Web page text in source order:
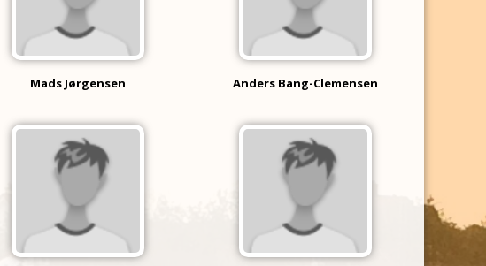
Mads Jørgensen Anders Bang-Clemensen